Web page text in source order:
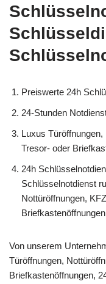
Preiswerte 24h
24-Stunden
Luxus
Tresor- oder
24h
Schlüsselnotdienst
Nottüröffnungen,
Briefkastenöffnungen
Von unserem
Türöffnungen,
Briefkastenöffnungen,